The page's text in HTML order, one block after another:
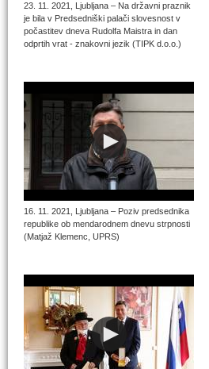
23. 11. 2021, Ljubljana – Na državni praznik
je bila v Predsedniški palači slovesnost v
počastitev dneva Rudolfa Maistra in dan
odprtih vrat - znakovni jezik (TIPK d.o.o.)
16. 11. 2021, Ljubljana – Poziv predsednika
republike ob mendarodnem dnevu strpnosti
(Matjaž Klemenc, UPRS)